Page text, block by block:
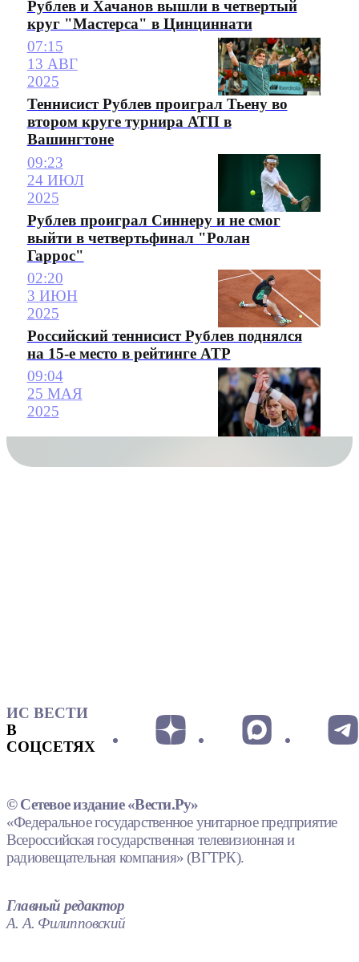
Рублев и Хачанов вышли в четвертый
круг "Мастерса" в Цинциннати
07:15
13 АВГ
2025
Теннисист Рублев проиграл Тьену во
втором круге турнира АТП в
Вашингтоне
09:23
24 ИЮЛ
2025
Рублев проиграл Синнеру и не смог
выйти в четвертьфинал "Ролан
Гаррос"
02:20
3 ИЮН
2025
Российский теннисист Рублев поднялся
на 15-е место в рейтинге ATP
09:04
25 МАЯ
2025
ИС ВЕСТИ
В
СОЦСЕТЯХ
© Сетевое издание «Вести.Ру»
«Федеральное государственное унитарное предприятие
Всероссийская государственная телевизионная и
радиовещательная компания» (ВГТРК).
Главный редактор
А. А. Филипповский